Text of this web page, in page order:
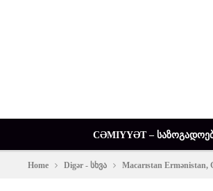
CƏMIYYƏT –
Home Digər - სხვა Macarıstan Ermənistan,